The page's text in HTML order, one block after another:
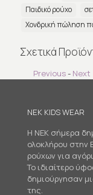
Παιδικό ρούχο
Χονδρική πώληση
Σχετικά
Previous- Next
NEK KIDS WEAR
Η NEK σήμερα
ολοκλήρου στην
ρούχων για
Το ιδιαίτερο
δημιούργησαν
της.